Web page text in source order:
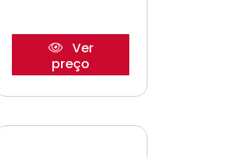
Ver
preço